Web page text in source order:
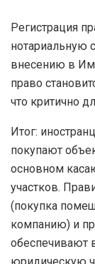
Регистрация
нотариальную
внесению в
право
что критично
Итог:
покупают
основном
участков.
(покупка
компанию) и
обеспечивают